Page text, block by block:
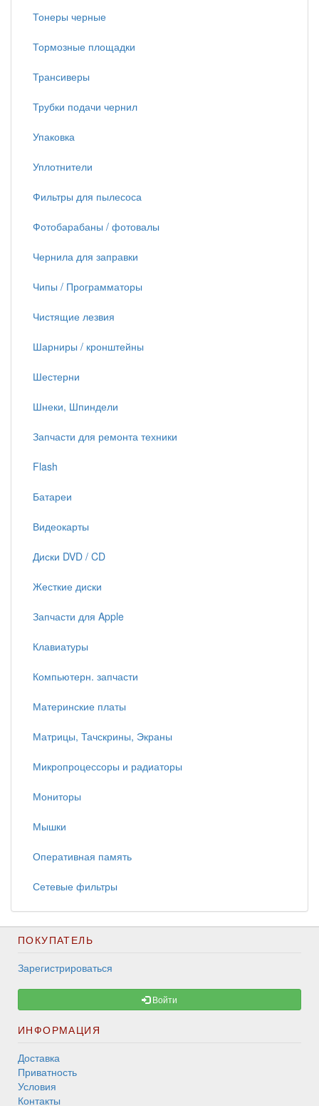
Тонеры черные
Тормозные площадки
Трансиверы
Трубки подачи чернил
Упаковка
Уплотнители
Фильтры для пылесоса
Фотобарабаны / фотовалы
Чернила для заправки
Чипы / Программаторы
Чистящие лезвия
Шарниры / кронштейны
Шестерни
Шнеки, Шпиндели
Запчасти для ремонта техники
Flash
Батареи
Видеокарты
Диски DVD / CD
Жесткие диски
Запчасти для Apple
Клавиатуры
Компьютерн. запчасти
Материнские платы
Матрицы, Тачскрины, Экраны
Микропроцессоры и радиаторы
Мониторы
Мышки
Оперативная память
Сетевые фильтры
ПОКУПАТЕЛЬ
Зарегистрироваться
Войти
ИНФОРМАЦИЯ
Доставка
Приватность
Условия
Контакты